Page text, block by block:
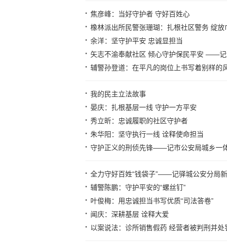
焦彦峰：当好守护者 守好百姓心
橡林派出所民警张珊瑚：扎根社区警务 绽放
余洋：坚守护平安 忠诚显担当
矢志不渝奉献社区 倾心守护保民平安 ——
辅警孙登道：在平凡的岗位上书写着别样的
我的民主立法故事
晏庆：扎根基层一线 守护一方平安
秀立昕：忠诚履职的社区守护者
朱华阳：坚守执行一线 诠释使命担当
守护正义的刑侦先锋——记市公安局城乡一
全力守好百姓“钱袋子”——记驿城公安分局
辅警陈鹏：守护平安的“螺丝钉”
叶俊梅：用忠诚担当书写优质“司法答卷”
闻庆：深耕基层 诠释大爱
以案说法：诊所销售假药 经营者被判刑并处